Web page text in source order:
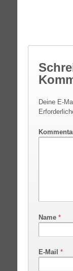
Deine E-
Name *
E-Mail *